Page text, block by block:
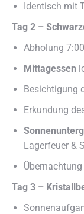
Identisch mit
Tag 2 –
Abholung
Mittagessen
Besichtigung
Erkundung
Lagerfeuer &
Tag 3 –